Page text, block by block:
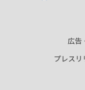
広告
プレスリ